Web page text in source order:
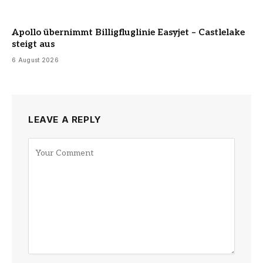
Apollo übernimmt Billigfluglinie Easyjet – Castlelake
steigt aus
6 August 2026
LEAVE A REPLY